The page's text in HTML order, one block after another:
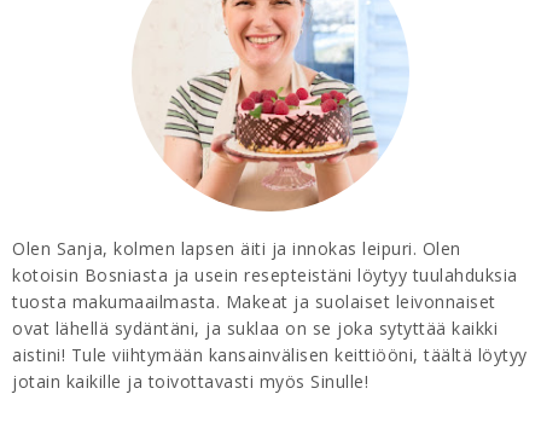
Olen Sanja, kolmen lapsen äiti ja innokas leipuri. Olen
kotoisin Bosniasta ja usein resepteistäni löytyy tuulahduksia
tuosta makumaailmasta. Makeat ja suolaiset leivonnaiset
ovat lähellä sydäntäni, ja suklaa on se joka sytyttää kaikki
aistini! Tule viihtymään kansainvälisen keittiööni, täältä löytyy
jotain kaikille ja toivottavasti myös Sinulle!